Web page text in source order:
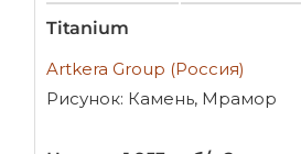
Titanium
Artkera Group (Россия)
Рисунок: Камень, Мрамор